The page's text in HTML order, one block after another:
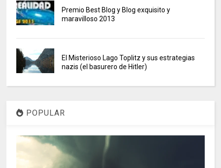
Premio Best Blog y Blog exquisito y
maravilloso 2013
El Misterioso Lago Toplitz y sus estrategias
nazis (el basurero de Hitler)
POPULAR